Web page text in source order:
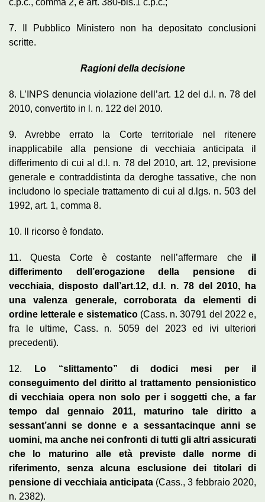
7. Il Pubblico Ministero non ha depositato conclusioni
scritte.
Ragioni della decisione
8. L’INPS denuncia violazione dell’art. 12 del d.l. n. 78 del
2010, convertito in l. n. 122 del 2010.
9. Avrebbe errato la Corte territoriale nel ritenere
inapplicabile alla pensione di vecchiaia anticipata il
differimento di cui al d.l. n. 78 del 2010, art. 12, previsione
generale e contraddistinta da deroghe tassative, che non
includono lo speciale trattamento di cui al d.lgs. n. 503 del
1992, art. 1, comma 8.
10. Il ricorso è fondato.
11. Questa Corte è costante nell’affermare che il
differimento dell’erogazione della pensione di
vecchiaia, disposto dall’art.12, d.l. n. 78 del 2010, ha
una valenza generale, corroborata da elementi di
ordine letterale e sistematico(Cass. n. 30791 del 2022 e,
fra le ultime, Cass. n. 5059 del 2023 ed ivi ulteriori
precedenti).
12.
Lo “slittamento” di dodici mesi per il
conseguimento del diritto al trattamento pensionistico
di vecchiaia opera non solo per i soggetti che, a far
tempo dal gennaio 2011, maturino tale diritto a
sessant’anni se donne e a sessantacinque anni se
uomini, ma anche nei confronti di tutti gli altri assicurati
che lo maturino alle età previste dalle norme di
riferimento, senza alcuna esclusione dei titolari di
pensione di vecchiaia anticipata(Cass., 3 febbraio 2020,
n. 2382).